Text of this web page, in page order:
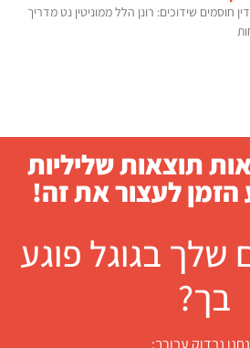
חוסמים שידוכים: רונן הלל ממוניטין נט מדריך
תוצאות שליליות
הזמן לעצור את זה!
שלך בגוגל פוגע
בך?
נבדוק עבורך: